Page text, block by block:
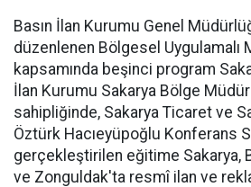
Basın İlan Kurumu Genel
düzenlenen Bölgesel Uygulamalı
kapsamında beşinci program
İlan Kurumu Sakarya Bölge
sahipliğinde, Sakarya Ticaret ve
Öztürk Hacıeyüpoğlu Konferans
gerçekleştirilen eğitime Sakarya,
ve Zonguldak'ta resmî ilan ve